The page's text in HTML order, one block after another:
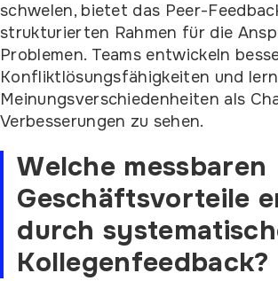
schwelen, bietet das Peer-
strukturierten Rahmen für die
Problemen. Teams entwickeln
Konfliktlösungsfähigkeiten und
Meinungsverschiedenheiten als
Verbesserungen zu sehen.
Welche messbaren
Geschäftsvorteile
durch
Kollegenfeedback?